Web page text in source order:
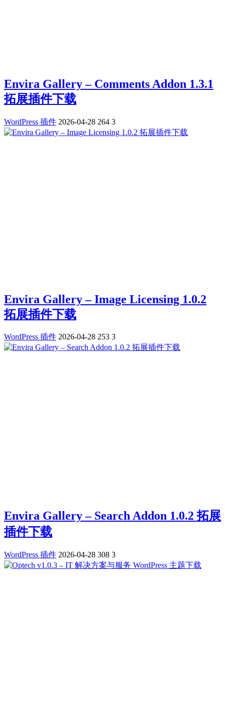
Envira Gallery – Comments Addon 1.3.1
拓展插件下载
WordPress 插件 2026-04-28 264 3
Envira Gallery – Image Licensing 1.0.2
拓展插件下载
WordPress 插件 2026-04-28 253 3
Envira Gallery – Search Addon 1.0.2 拓展
插件下载
WordPress 插件 2026-04-28 308 3